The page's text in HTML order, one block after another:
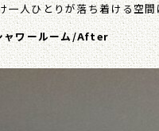
一人ひとりが落ち着ける空
ャワールーム/After